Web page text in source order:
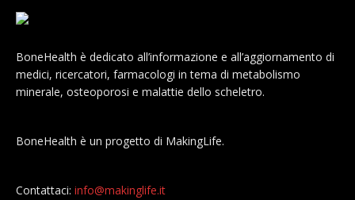
BoneHealth è dedicato all’informazione e all’aggiornamento di
medici, ricercatori, farmacologi in tema di metabolismo
minerale, osteoporosi e malattie dello scheletro.
BoneHealth è un progetto di MakingLife.
Contattaci: info@makinglife.it